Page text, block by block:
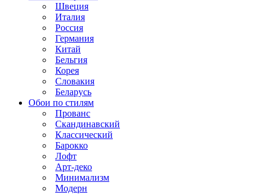
Швеция
Италия
Россия
Германия
Китай
Бельгия
Корея
Словакия
Беларусь
Обои по стилям
Прованс
Скандинавский
Классический
Барокко
Лофт
Арт-деко
Минимализм
Модерн